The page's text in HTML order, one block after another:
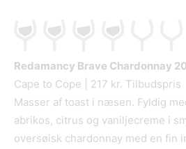
Redamancy Brave Chardonnay
Cape to Cope | 217 kr. Tilbudspris
Masser af toast i næsen. Fyldig
abrikos, citrus og vaniljecreme i
oversøisk chardonnay med en fin